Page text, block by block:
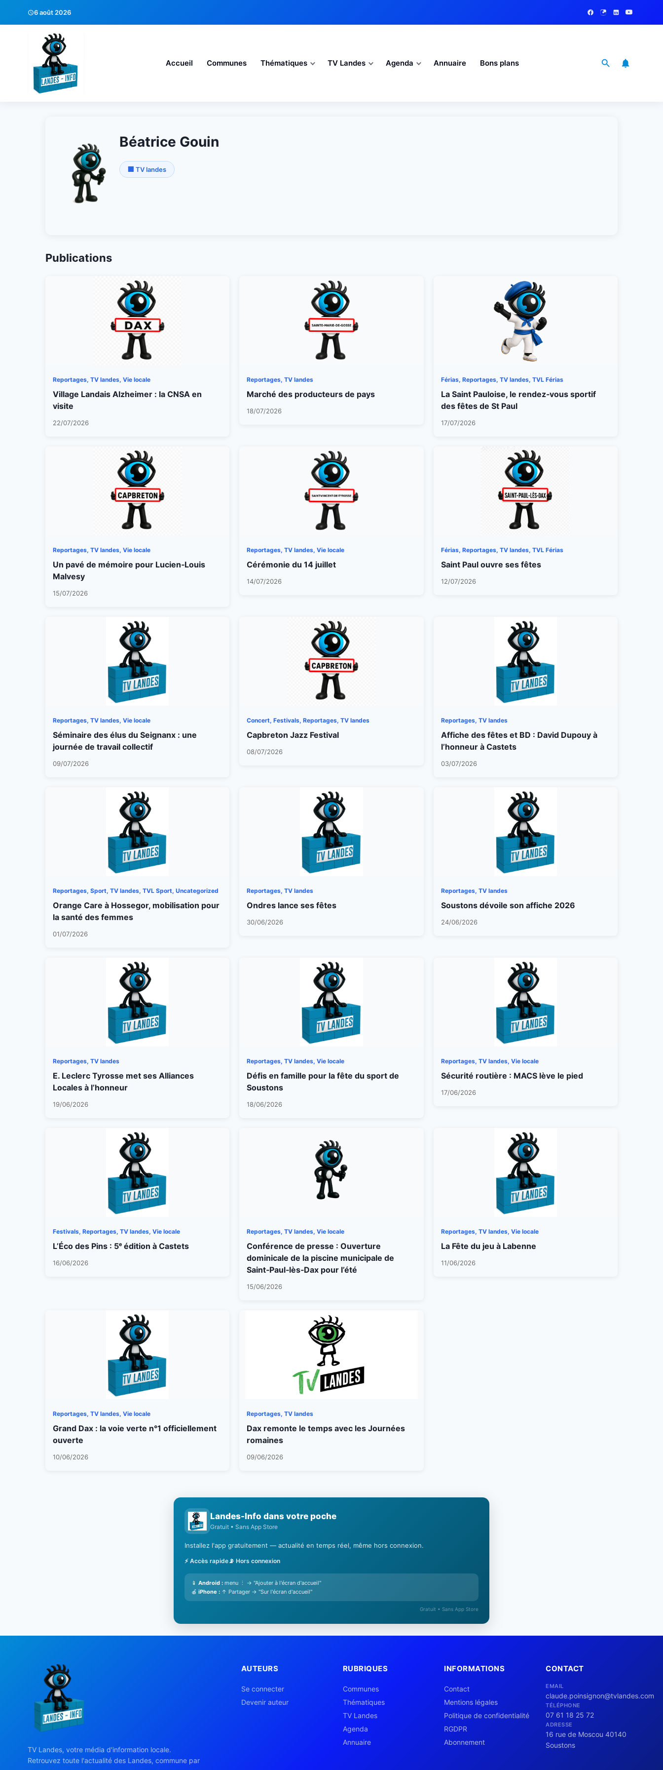
6 août 2026
Accueil Communes Thématiques TV Landes Agenda Annuaire Bons plans
Béatrice Gouin
🏢 TV landes
Publications
Reportages, TV landes, Vie locale
Village Landais Alzheimer : la CNSA en
visite
22/07/2026
Reportages, TV landes
Marché des producteurs de pays
18/07/2026
Férias, Reportages, TV landes, TVL Férias
La Saint Pauloise, le rendez‑vous sportif
des fêtes de St Paul
17/07/2026
Reportages, TV landes, Vie locale
Un pavé de mémoire pour Lucien‑Louis
Malvesy
15/07/2026
Reportages, TV landes, Vie locale
Cérémonie du 14 juillet
14/07/2026
Férias, Reportages, TV landes, TVL Férias
Saint Paul ouvre ses fêtes
12/07/2026
Reportages, TV landes, Vie locale
Séminaire des élus du Seignanx : une
journée de travail collectif
09/07/2026
Concert, Festivals, Reportages, TV landes
Capbreton Jazz Festival
08/07/2026
Reportages, TV landes
Affiche des fêtes et BD : David Dupouy à
l’honneur à Castets
03/07/2026
Reportages, Sport, TV landes, TVL Sport, Uncategorized
Orange Care à Hossegor, mobilisation pour
la santé des femmes
01/07/2026
Reportages, TV landes
Ondres lance ses fêtes
30/06/2026
Reportages, TV landes
Soustons dévoile son affiche 2026
24/06/2026
Reportages, TV landes
E. Leclerc Tyrosse met ses Alliances
Locales à l’honneur
19/06/2026
Reportages, TV landes, Vie locale
Défis en famille pour la fête du sport de
Soustons
18/06/2026
Reportages, TV landes, Vie locale
Sécurité routière : MACS lève le pied
17/06/2026
Festivals, Reportages, TV landes, Vie locale
L’Éco des Pins : 5ᵉ édition à Castets
16/06/2026
Reportages, TV landes, Vie locale
Conférence de presse : Ouverture
dominicale de la piscine municipale de
Saint‑Paul‑lès‑Dax pour l’été
15/06/2026
Reportages, TV landes, Vie locale
La Fête du jeu à Labenne
11/06/2026
Reportages, TV landes, Vie locale
Grand Dax : la voie verte n°1 officiellement
ouverte
10/06/2026
Reportages, TV landes
Dax remonte le temps avec les Journées
romaines
09/06/2026
Landes-Info dans votre poche
Gratuit • Sans App Store
Installez l'app gratuitement — actualité en temps réel, même hors connexion.
⚡ Accès rapide📡 Hors connexion
📱 Android : menu ⋮ → "Ajouter à l'écran d'accueil"
🍎 iPhone : ↑ Partager → "Sur l'écran d'accueil"
Gratuit • Sans App Store
TV Landes, votre média d'information locale.
Retrouvez toute l'actualité des Landes, commune par
AUTEURS
Se connecter
Devenir auteur
RUBRIQUES
Communes
Thématiques
TV Landes
Agenda
Annuaire
INFORMATIONS
Contact
Mentions légales
Politique de confidentialité
RGDPR
Abonnement
CONTACT
EMAIL
claude.poinsignon@tvlandes.com
TÉLÉPHONE
07 61 18 25 72
ADRESSE
16 rue de Moscou 40140
Soustons